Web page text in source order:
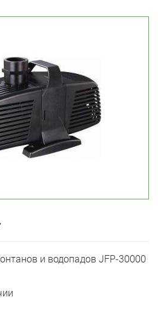
и водопадов JFP-30000